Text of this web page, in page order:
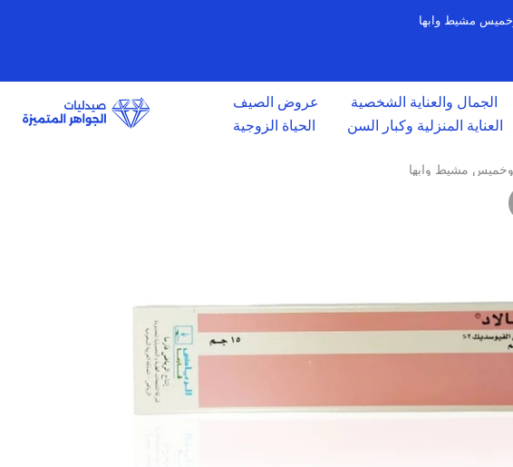
عروض الصيف الجمال والعناية الشخصية
الحياة الزوجية
العناية المنزلية وكبار السن